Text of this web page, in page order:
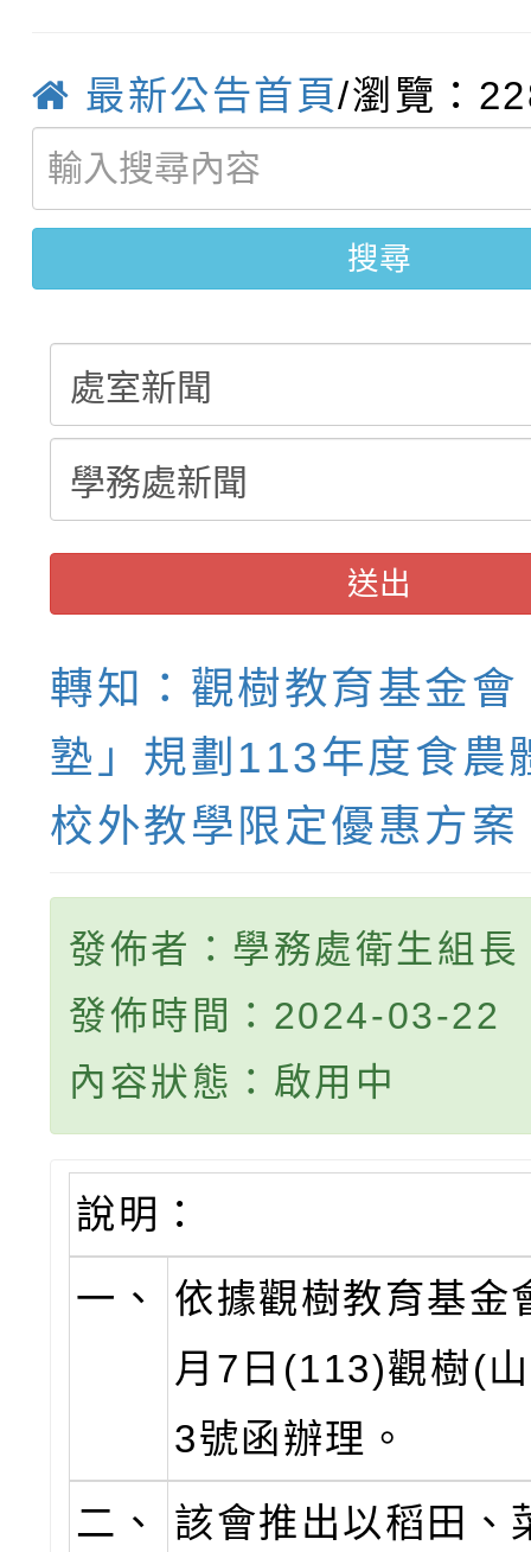
城市手牽手，綠能透明
畫影片一案
轉知：「115學年度全
劇比賽實施要點」及修
表
轉知：桃園市115年度
敬師藝文競賽』實施計
【甄選結果(第11招)】
學年度第1學期第7次
結果(第11招)
【甄選結果(第3招)】
學年度第1學期第9次代
結果(第3招)
最新公告首頁/瀏覽：
搜尋
送出
轉知：觀樹教育基金會
塾」規劃113年度食農
校外教學限定優惠方案
發佈者：學務處衛生組長
發佈時間：2024-03-22
內容狀態：啟用中
說明：
一、
依據觀樹教育基金
月7日(113)觀樹(
3號函辦理。
二、
該會推出以稻田、